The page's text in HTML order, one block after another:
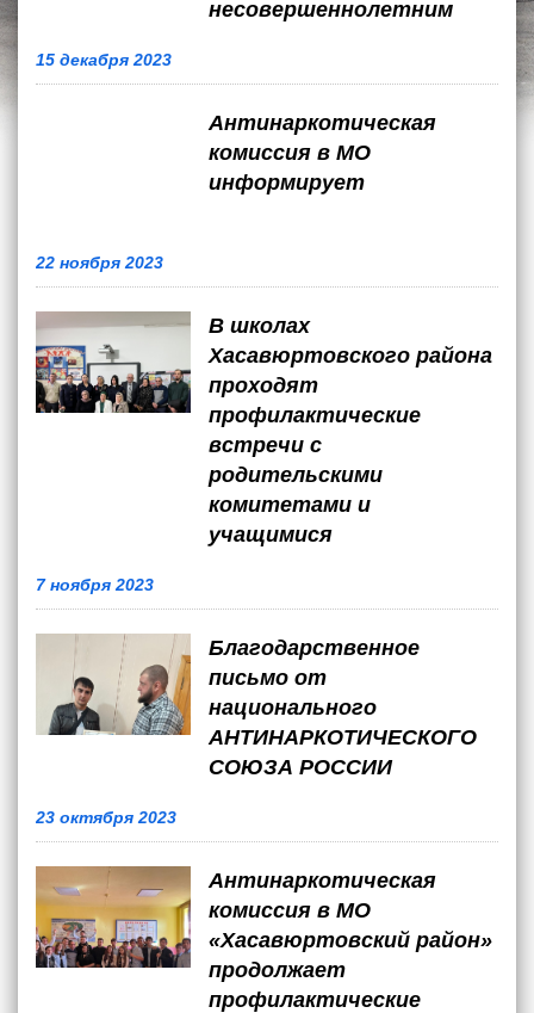
несовершеннолетним
15 декабря 2023
Антинаркотическая
комиссия в МО
информирует
22 ноября 2023
В школах
Хасавюртовского района
проходят
профилактические
встречи с
родительскими
комитетами и
учащимися
7 ноября 2023
Благодарственное
письмо от
национального
АНТИНАРКОТИЧЕСКОГО
СОЮЗА РОССИИ
23 октября 2023
Антинаркотическая
комиссия в МО
«Хасавюртовский район»
продолжает
профилактические